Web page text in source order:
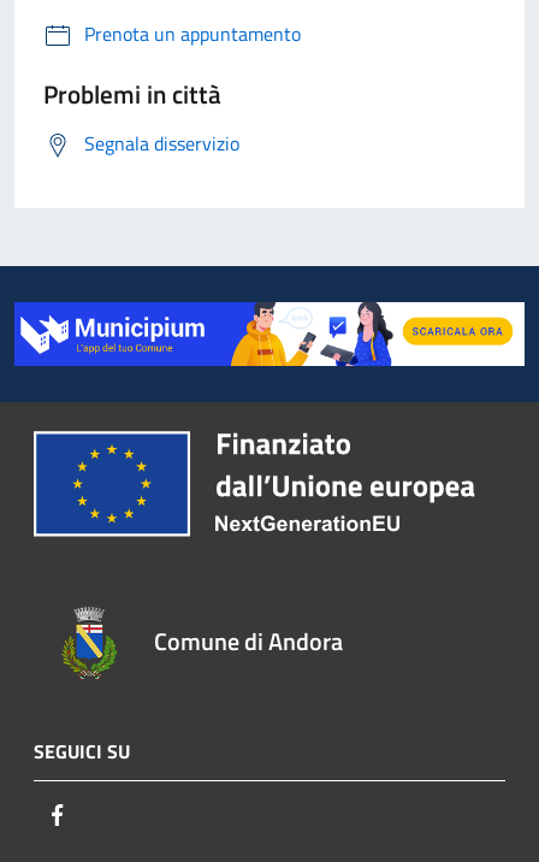
Prenota un appuntamento
Problemi in città
Segnala disservizio
Comune di Andora
SEGUICI SU